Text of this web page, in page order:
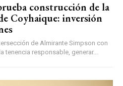
construcción de la
Coyhaique: inversión
de Almirante Simpson con
tenencia responsable, generar...